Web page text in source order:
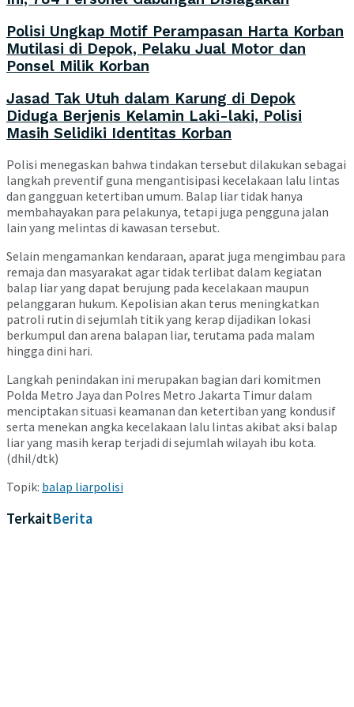
Polisi Ungkap Motif Perampasan Harta Korban
Mutilasi di Depok, Pelaku Jual Motor dan
Ponsel Milik Korban
Jasad Tak Utuh dalam Karung di Depok
Diduga Berjenis Kelamin Laki-laki, Polisi
Masih Selidiki Identitas Korban
Polisi menegaskan bahwa tindakan tersebut dilakukan sebagai
langkah preventif guna mengantisipasi kecelakaan lalu lintas
dan gangguan ketertiban umum. Balap liar tidak hanya
membahayakan para pelakunya, tetapi juga pengguna jalan
lain yang melintas di kawasan tersebut.
Selain mengamankan kendaraan, aparat juga mengimbau para
remaja dan masyarakat agar tidak terlibat dalam kegiatan
balap liar yang dapat berujung pada kecelakaan maupun
pelanggaran hukum. Kepolisian akan terus meningkatkan
patroli rutin di sejumlah titik yang kerap dijadikan lokasi
berkumpul dan arena balapan liar, terutama pada malam
hingga dini hari.
Langkah penindakan ini merupakan bagian dari komitmen
Polda Metro Jaya dan Polres Metro Jakarta Timur dalam
menciptakan situasi keamanan dan ketertiban yang kondusif
serta menekan angka kecelakaan lalu lintas akibat aksi balap
liar yang masih kerap terjadi di sejumlah wilayah ibu kota.
(dhil/dtk)
Topik: balap liarpolisi
TerkaitBerita